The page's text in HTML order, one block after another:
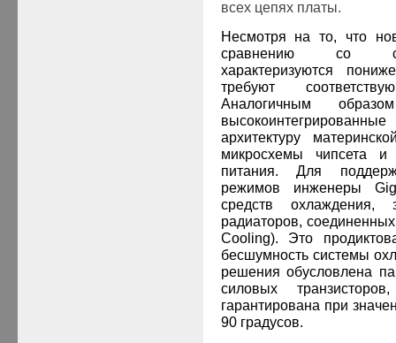
всех цепях платы.
Несмотря на то, что
сравнению со
характеризуются
требуют
Аналогичным
архитектуру
микросхемы чипсета и
питания. Для
режимов инженеры
средств охлаждения,
радиаторов,
Cooling). Это
бесшумность системы
решения обусловлена
силовых
гарантирована при
90 градусов.